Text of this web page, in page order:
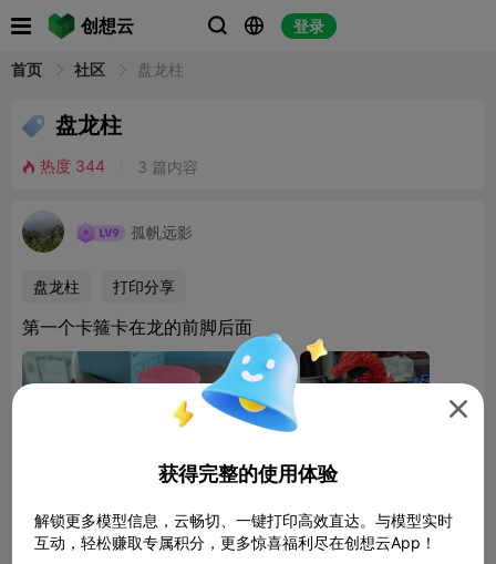
创想云   登录
首页 社区 盘龙柱
盘龙柱
 热度 344 3 篇内容
孤帆远影
盘龙柱 打印分享
第一个卡箍卡在龙的前脚后面

获得完整的使用体验
解锁更多模型信息，云畅切、一键打印高效直达。与模型实时
互动，轻松赚取专属积分，更多惊喜福利尽在创想云App！